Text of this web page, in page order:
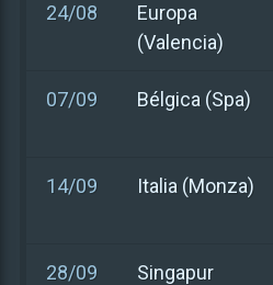
24/08
Europa
(Valencia)
07/09 Bélgica (Spa)
14/09 Italia (Monza)
28/09
Singapur